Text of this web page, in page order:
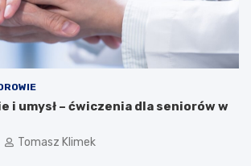
i umysł – ćwiczenia dla seniorów w
Tomasz Klimek